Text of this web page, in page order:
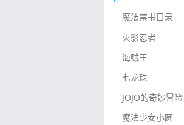
魔法禁书目录
火影忍者
海贼王
七龙珠
JOJO的奇妙冒险
魔法少女小圆